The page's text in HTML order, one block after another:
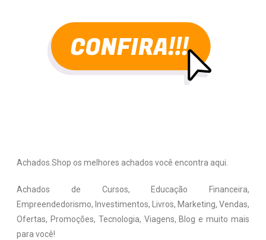
Achados.Shop os melhores achados você encontra aqui.
Achados de Cursos, Educação Financeira,
Empreendedorismo, Investimentos, Livros, Marketing, Vendas,
Ofertas, Promoções, Tecnologia, Viagens, Blog e muito mais
para você!